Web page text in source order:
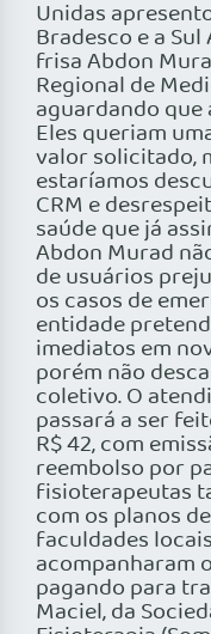
Unidas
Bradesco e a
frisa Abdon
Regional de
aguardando que
Eles queriam
valor solicitado,
estaríamos
CRM e
saúde que já
Abdon Murad
de usuários
os casos de
entidade
imediatos em
porém não
coletivo. O
passará a ser
R$ 42, com
reembolso por
fisioterapeutas
com os planos
faculdades
acompanharam
pagando para
Maciel, da